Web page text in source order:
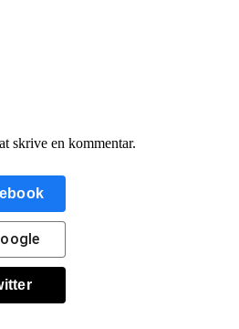
skrive en kommentar.